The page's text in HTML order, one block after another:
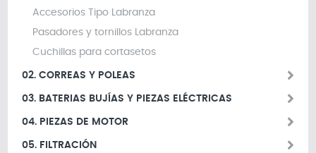
Accesorios Tipo Labranza
Pasadores y tornillos Labranza
Cuchillas para cortasetos
02. CORREAS Y POLEAS
03. BATERIAS BUJÍAS Y PIEZAS ELÉCTRICAS
04. PIEZAS DE MOTOR
05. FILTRACIÓN